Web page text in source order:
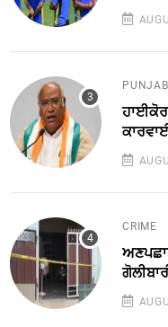
PUNJAB
CRIME